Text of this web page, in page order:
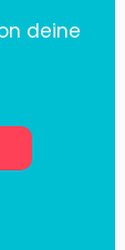
deine